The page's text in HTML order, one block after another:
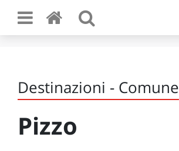
Destinazioni - Comune
Pizzo